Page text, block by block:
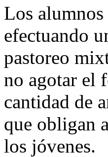
Los
efectuando
pastoreo
no agotar el
cantidad de
que obligan
los jóvenes.